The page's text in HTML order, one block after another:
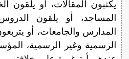
يكتبون المقالات، أو
المساجد، أو يلقون
المدارس والجامعات، أو
الرسمية وغير الرسمية،